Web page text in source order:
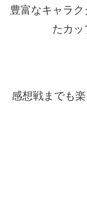
豊富なキャラ
たカッ
感想戦までも